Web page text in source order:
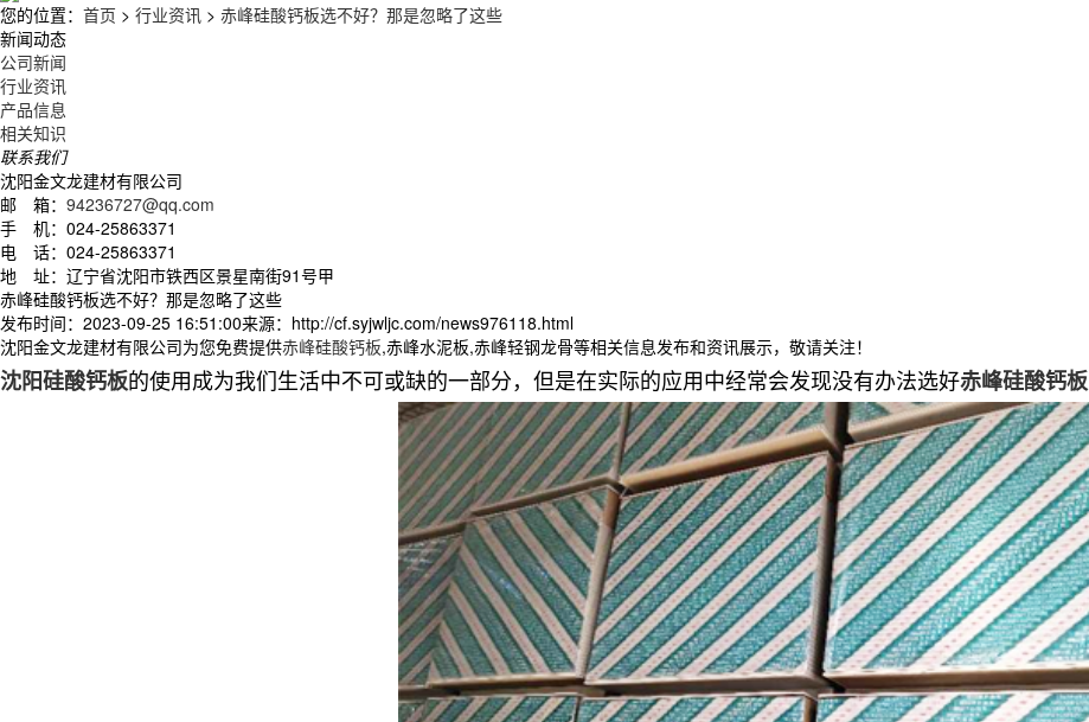
您的位置： 首页 > 行业资讯 > 赤峰硅酸钙板选不好？那是忽略了这些
新闻动态
公司新闻
行业资讯
产品信息
相关知识
联系我们
沈阳金文龙建材有限公司
邮 箱： 94236727@qq.com
手 机：024-25863371
电 话：024-25863371
地 址：辽宁省沈阳市铁西区景星南街91号甲
赤峰硅酸钙板选不好？那是忽略了这些
发布时间：2023-09-25 16:51:00来源：http://cf.syjwljc.com/news976118.html
沈阳金文龙建材有限公司为您免费提供赤峰硅酸钙板,赤峰水泥板,赤峰轻钢龙骨等相关信息发布和资讯展示，敬请关注！
沈阳硅酸钙板的使用成为我们生活中不可或缺的一部分，但是在实际的应用中经常会发现没有办法选好赤峰硅酸钙板